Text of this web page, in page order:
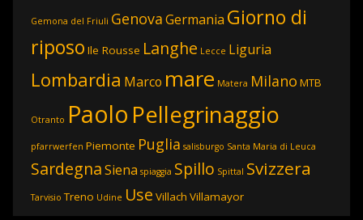
Gemona del Friuli GenovaGermania Giorno di
riposo Ile Rousse Langhe Lecce Liguria
Lombardia Marco mare Matera Milano MTB
Otranto Paolo Pellegrinaggio
pfarrwerfen Piemonte Puglia salisburgo Santa Maria di Leuca
SardegnaSiena spiaggia Spillo Spittal Svizzera
Tarvisio Treno Udine Use Villach Villamayor